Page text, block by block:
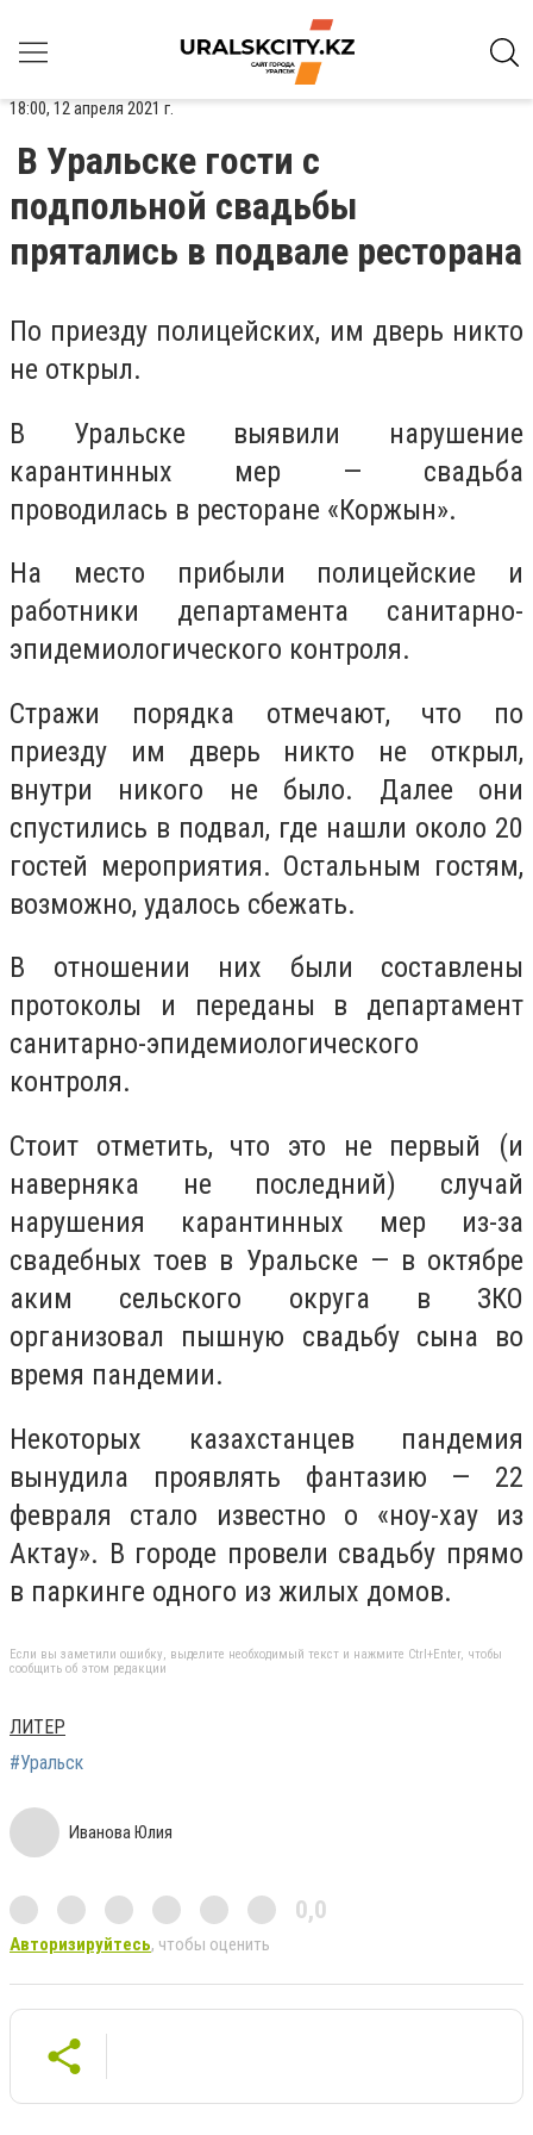
18:00, 12 апреля 2021 г.
В Уральске гости с
подпольной свадьбы
прятались в подвале ресторана
По приезду полицейских, им дверь никто
не открыл.
В Уральске выявили нарушение
карантинных мер — свадьба
проводилась в ресторане «Коржын».
На место прибыли полицейские и
работники департамента санитарно-
эпидемиологического контроля.
Стражи порядка отмечают, что по
приезду им дверь никто не открыл,
внутри никого не было. Далее они
спустились в подвал, где нашли около 20
гостей мероприятия. Остальным гостям,
возможно, удалось сбежать.
В отношении них были составлены
протоколы и переданы в департамент
санитарно-эпидемиологического
контроля.
Стоит отметить, что это не первый (и
наверняка не последний) случай
нарушения карантинных мер из-за
свадебных тоев в Уральске — в октябре
аким сельского округа в ЗКО
организовал пышную свадьбу сына во
время пандемии.
Некоторых казахстанцев пандемия
вынудила проявлять фантазию — 22
февраля стало известно о «ноу-хау из
Актау». В городе провели свадьбу прямо
в паркинге одного из жилых домов.
Если вы заметили ошибку, выделите необходимый текст и нажмите Ctrl+Enter, чтобы
сообщить об этом редакции
ЛИТЕР
#Уральск
Иванова Юлия
0,0
Авторизируйтесь, чтобы оценить